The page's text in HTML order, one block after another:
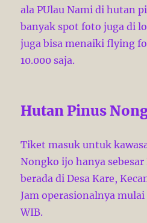
ala PUlau Nami di hutan
banyak spot foto juga di
juga bisa menaiki flying
10.000 saja.
Hutan Pinus
Tiket masuk untuk
Nongko ijo hanya
berada di Desa Kare,
Jam operasionalnya
WIB.